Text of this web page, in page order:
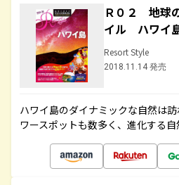
Ｒ０２ 地球
イル ハワイ
Resort Style
2018.11.14 発売
ハワイ島のダイナミックな自然は
ワースポットも数多く、進化する